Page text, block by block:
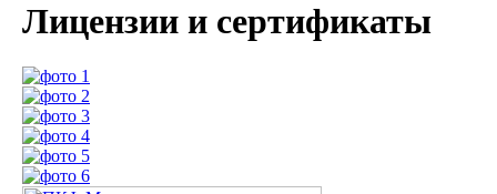
Лицензии и сертификаты